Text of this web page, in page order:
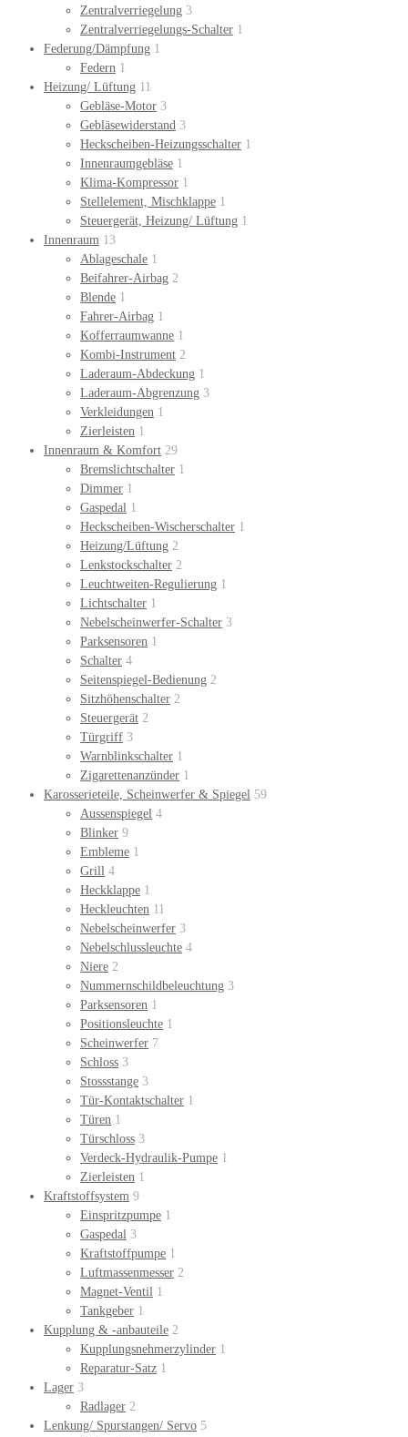
Zentralverriegelung 3
Zentralverriegelungs-Schalter 1
Federung/Dämpfung 1
Federn 1
Heizung/ Lüftung 11
Gebläse-Motor 3
Gebläsewiderstand 3
Heckscheiben-Heizungsschalter 1
Innenraumgebläse 1
Klima-Kompressor 1
Stellelement, Mischklappe 1
Steuergerät, Heizung/ Lüftung 1
Innenraum 13
Ablageschale 1
Beifahrer-Airbag 2
Blende 1
Fahrer-Airbag 1
Kofferraumwanne 1
Kombi-Instrument 2
Laderaum-Abdeckung 1
Laderaum-Abgrenzung 3
Verkleidungen 1
Zierleisten 1
Innenraum & Komfort 29
Bremslichtschalter 1
Dimmer 1
Gaspedal 1
Heckscheiben-Wischerschalter 1
Heizung/Lüftung 2
Lenkstockschalter 2
Leuchtweiten-Regulierung 1
Lichtschalter 1
Nebelscheinwerfer-Schalter 3
Parksensoren 1
Schalter 4
Seitenspiegel-Bedienung 2
Sitzhöhenschalter 2
Steuergerät 2
Türgriff 3
Warnblinkschalter 1
Zigarettenanzünder 1
Karosserieteile, Scheinwerfer & Spiegel 59
Aussenspiegel 4
Blinker 9
Embleme 1
Grill 4
Heckklappe 1
Heckleuchten 11
Nebelscheinwerfer 3
Nebelschlussleuchte 4
Niere 2
Nummernschildbeleuchtung 3
Parksensoren 1
Positionsleuchte 1
Scheinwerfer 7
Schloss 3
Stossstange 3
Tür-Kontaktschalter 1
Türen 1
Türschloss 3
Verdeck-Hydraulik-Pumpe 1
Zierleisten 1
Kraftstoffsystem 9
Einspritzpumpe 1
Gaspedal 3
Kraftstoffpumpe 1
Luftmassenmesser 2
Magnet-Ventil 1
Tankgeber 1
Kupplung & -anbauteile 2
Kupplungsnehmerzylinder 1
Reparatur-Satz 1
Lager 3
Radlager 2
Lenkung/ Spurstangen/ Servo 5